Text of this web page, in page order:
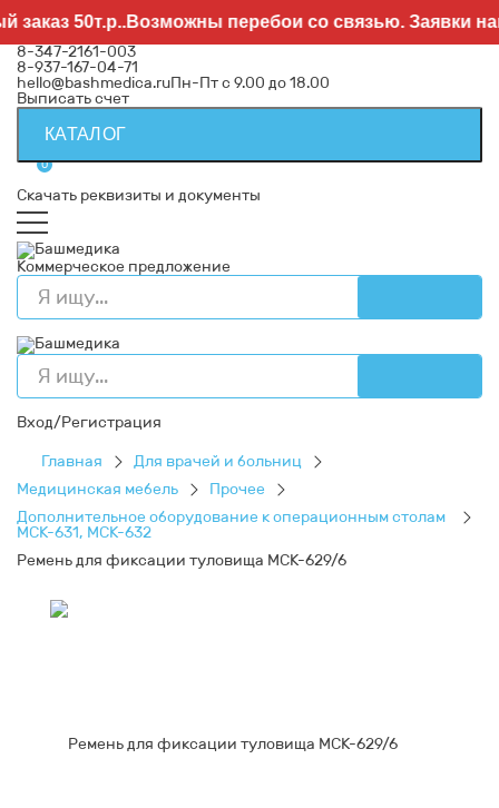
50т.р..Возможны перебои со связью. Заявки
8-347-2161-003
8-937-167-04-71
hello@bashmedica.ruПн-Пт с 9.00 до 18.00
Выписать счет
КАТАЛОГ
0
Скачать реквизиты и документы
Коммерческое предложение
Вход/Регистрация
Главная
Для врачей и больниц
Медицинская мебель
Прочее
Дополнительное оборудование к операционным столам
МСК-631, МСК-632
Ремень для фиксации туловища МСК-629/6